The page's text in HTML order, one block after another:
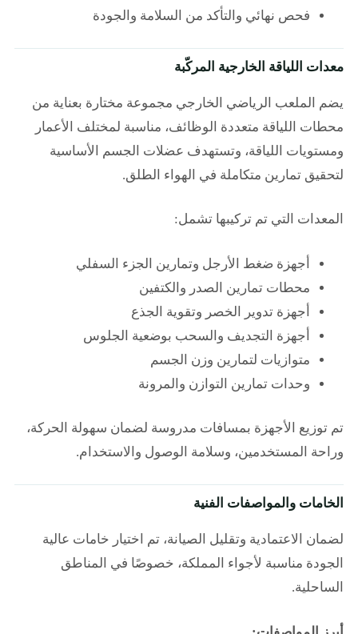
فحص نهائي والتأكد من السلامة والجودة
معدات اللياقة الخارجية المركّبة
يضم الملعب الرياضي الخارجي مجموعة مختارة بعناية من
محطات اللياقة متعددة الوظائف، مناسبة لمختلف الأعمار
ومستويات اللياقة، وتستهدف عضلات الجسم الأساسية
لتحقيق تمارين متكاملة في الهواء الطلق.
المعدات التي تم تركيبها تشمل:
أجهزة ضغط الأرجل وتمارين الجزء السفلي
محطات تمارين الصدر والكتفين
أجهزة تدوير الخصر وتقوية الجذع
أجهزة التجديف والسحب بوضعية الجلوس
متوازيات لتمارين وزن الجسم
وحدات تمارين التوازن والمرونة
تم توزيع الأجهزة بمسافات مدروسة لضمان سهولة الحركة،
وراحة المستخدمين، وسلامة الوصول والاستخدام.
الخامات والمواصفات الفنية
لضمان الاعتمادية وتقليل الصيانة، تم اختيار خامات عالية
الجودة مناسبة لأجواء المملكة، خصوصًا في المناطق
الساحلية.